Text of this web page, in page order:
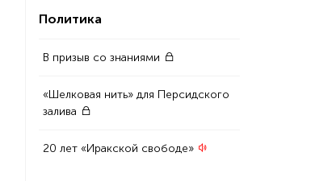
Политика
В призыв со знаниями
«Шелковая нить» для Персидского
залива
20 лет «Иракской свободе»